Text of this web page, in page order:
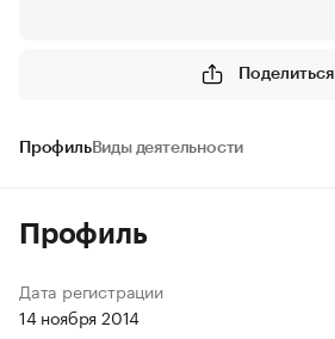
Поделиться
ПрофильВиды деятельности
Профиль
Дата регистрации
14 ноября 2014